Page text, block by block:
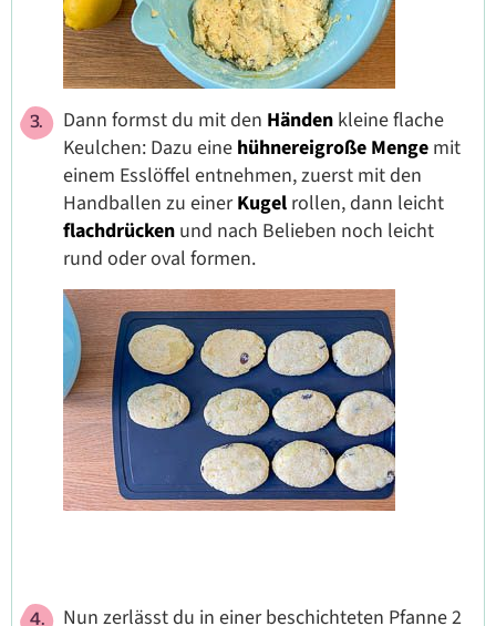
Dann formst du mit den Händen kleine flache
Keulchen: Dazu eine hühnereigroße Menge mit
einem Esslöffel entnehmen, zuerst mit den
Handballen zu einerKugel rollen, dann leicht
flachdrücken und nach Belieben noch leicht
rund oder oval formen.
Nun zerlässt du in einer beschichteten Pfanne 2